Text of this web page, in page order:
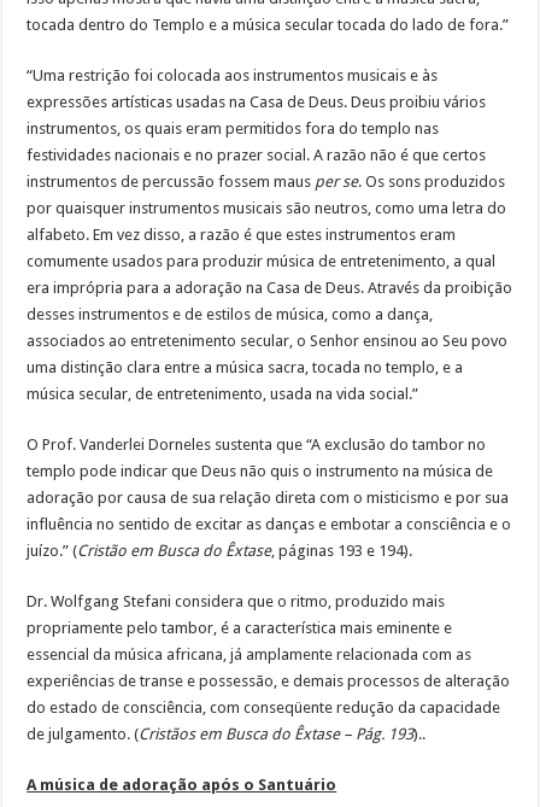
tocada dentro do Templo e a música secular tocada do lado de fora.”
“Uma restrição foi colocada aos instrumentos musicais e às
expressões artísticas usadas na Casa de Deus. Deus proibiu vários
instrumentos, os quais eram permitidos fora do templo nas
festividades nacionais e no prazer social. A razão não é que certos
instrumentos de percussão fossem maus per se. Os sons produzidos
por quaisquer instrumentos musicais são neutros, como uma letra do
alfabeto. Em vez disso, a razão é que estes instrumentos eram
comumente usados para produzir música de entretenimento, a qual
era imprópria para a adoração na Casa de Deus. Através da proibição
desses instrumentos e de estilos de música, como a dança,
associados ao entretenimento secular, o Senhor ensinou ao Seu povo
uma distinção clara entre a música sacra, tocada no templo, e a
música secular, de entretenimento, usada na vida social.”
O Prof. Vanderlei Dorneles sustenta que “A exclusão do tambor no
templo pode indicar que Deus não quis o instrumento na música de
adoração por causa de sua relação direta com o misticismo e por sua
influência no sentido de excitar as danças e embotar a consciência e o
juízo.” (Cristão em Busca do Êxtase, páginas 193 e 194).
Dr. Wolfgang Stefani considera que o ritmo, produzido mais
propriamente pelo tambor, é a característica mais eminente e
essencial da música africana, já amplamente relacionada com as
experiências de transe e possessão, e demais processos de alteração
do estado de consciência, com conseqüente redução da capacidade
de julgamento. (Cristãos em Busca do Êxtase – Pág. 193)..
A música de adoração após o Santuário